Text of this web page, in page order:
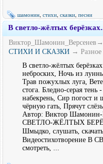
шамонин стихи сказки песни
В светло-жёлтых
Виктор_Шамонин_Версенев→
СТИХИ И СКАЗКИ → Разное
В светло-жёлтых
неброских, Ночь из
Трав пожухлых луга,
стога. Бледно-серая
набекрень, Сир погост и
чёрную гать, Прячут
Автор: Виктор Шамонин-
СВЕТЛО-ЖЁЛТЫХ
Шмыдко, слушать,
Видеостихотворение
смотреть, ...